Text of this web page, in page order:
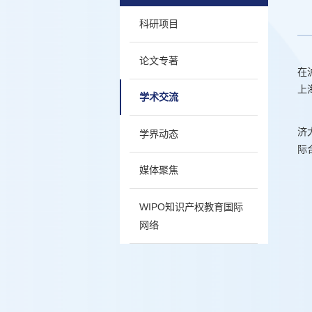
科研项目
论文专著
学术交流
学界动态
媒体聚焦
WIPO知识产权教育国际
网络
在
济
际